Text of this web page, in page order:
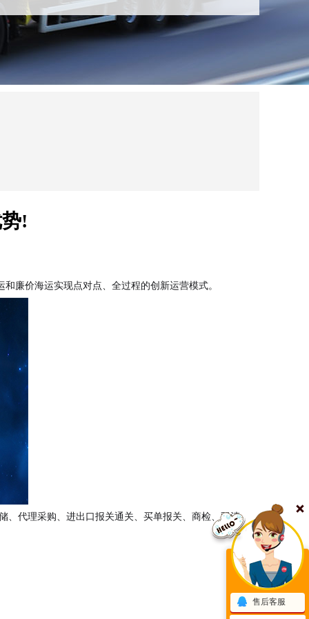
!
廉价海运实现点对点、全过程的创新运营模式。
、代理采购、进出口报关通关、买单报关、商检、双清
售后客服